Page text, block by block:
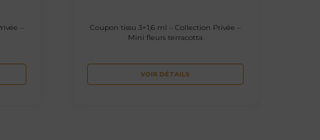
–
Coupon tissu 3×1,6 ml – Collection Privée –
Mini fleurs terracotta
VOIR DÉTAILS